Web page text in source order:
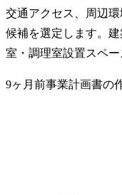
交通アクセス、周辺
候補を選定します。
室・調理室設置スペ
9ヶ月前事業計画書の